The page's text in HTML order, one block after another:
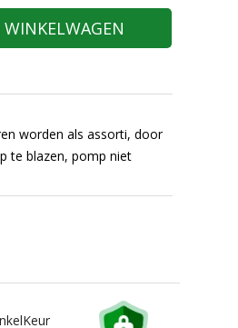
worden als assorti, door
te blazen, pomp niet